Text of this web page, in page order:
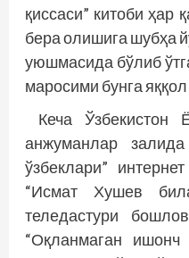
қиссаси” китоби ҳар
бера олишига шубҳа
уюшмасида бўлиб
маросими бунга
Кеча Ўзбекистон
анжуманлар
ўзбеклари”
“Исмат Хушев
теледастури
“Оқланмаган ишонч